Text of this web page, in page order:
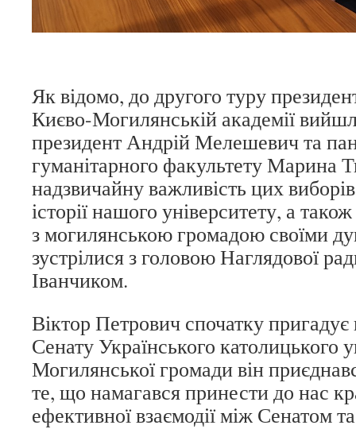
Як відомо, до другого туру
Києво-Могилянській академії
президент Андрій Мелешевич та
гуманітарного факультету Марина
надзвичайну важливість цих
історії нашого університету, а
з могилянською громадою своїми
зустрілися з головою Наглядової
Іванчиком.
Віктор Петрович спочатку
Сенату Українського католицького
Могилянської громади він
те, що намагався принести до нас
ефективної взаємодії між Сенатом